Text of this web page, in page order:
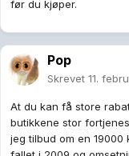
før du kjøper.
Pop
Skrevet 11.
At du kan få store
butikkene stor
jeg tilbud om en